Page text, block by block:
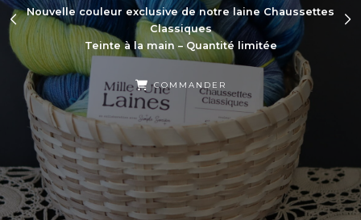
Nouvelle couleur exclusive de notre laine Chaussettes
Classiques
Teinte à la main – Quantité limitée
COMMANDER